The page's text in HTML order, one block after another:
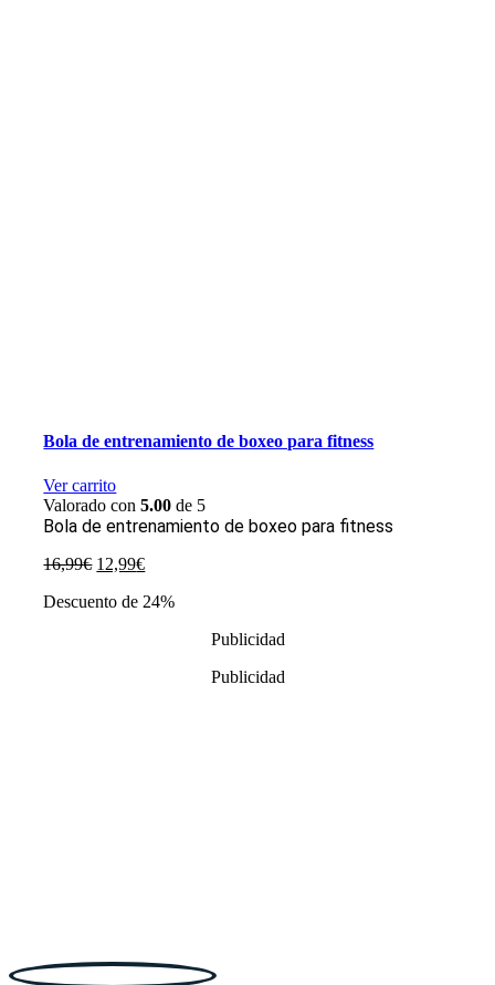
Bola de entrenamiento de boxeo para fitness
Ver carrito
Valorado con5.00 de 5
Bola de entrenamiento de boxeo para fitness
16,99€ El
original
12,99€El
actual
Descuento de 24%
Publicidad
Publicidad